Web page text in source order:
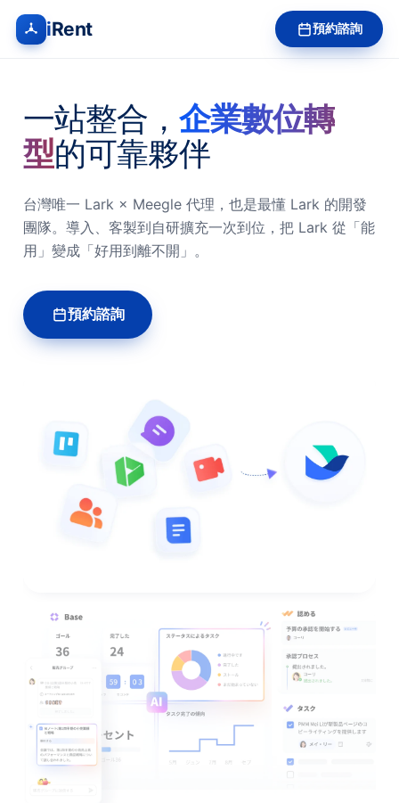
iRent 預約諮詢
一站整合， 企業數位轉
型的可靠夥伴
台灣唯一 Lark × Meegle 代理，也是最懂 Lark 的開發
團隊。導入、客製到自研擴充一次到位，把 Lark 從「能
用」變成「好用到離不開」。
預約諮詢